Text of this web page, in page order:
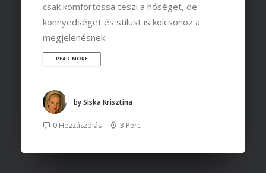
csak komfortossá teszi a hőséget, de
könnyedséget és stílust is kölcsönöz a
megjelenésnek.
READ MORE
by Siska Krisztina
0 Hozzászólás 3 Perc